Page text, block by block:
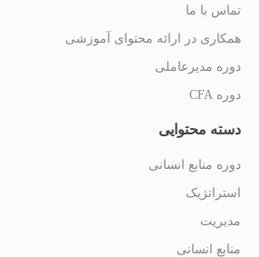
تماس با ما
همکاری در ارائه محتوای آموزشی
دوره مدیرعاملی
دوره CFA
دسته محتوایی
دوره منابع انسانی
استراتژیک
مدیریت
منابع انسانی